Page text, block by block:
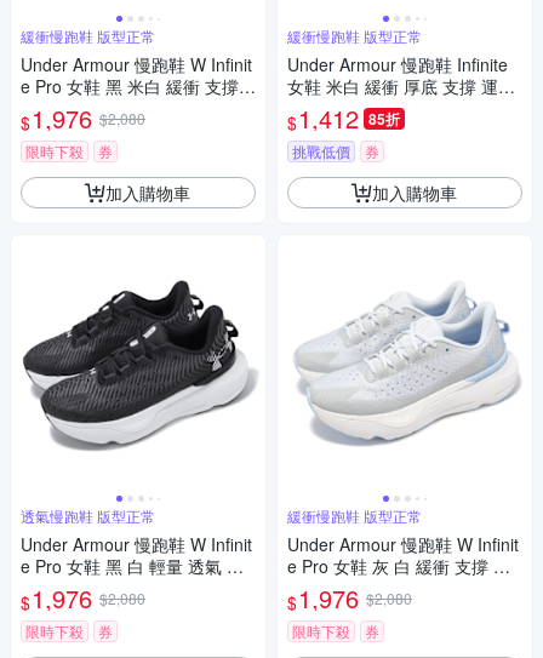
緩衝慢跑鞋 版型正常
Under Armour 慢跑鞋 W Infinit
e Pro 女鞋 黑 米白 緩衝 支撐
運動鞋 UA 3027200004
$1,976 $2,080
限時下殺
券
加入購物車
透氣慢跑鞋 版型正常
Under Armour 慢跑鞋 W Infinit
e Pro 女鞋 黑 白 輕量 透氣 緩
震 路跑 運動鞋 UA 302720000
1
$1,976 $2,080
限時下殺
券
緩衝慢跑鞋 版型正常
Under Armour 慢跑鞋 Infinite
女鞋 米白 緩衝 厚底 支撐 運動
鞋 UA 3027524200
$1,412 85折
挑戰低價 券
加入購物車
緩衝慢跑鞋 版型正常
Under Armour 慢跑鞋 W Infinit
e Pro 女鞋 灰 白 緩衝 支撐 運
動鞋 UA 3027200106
$1,976 $2,080
限時下殺
券